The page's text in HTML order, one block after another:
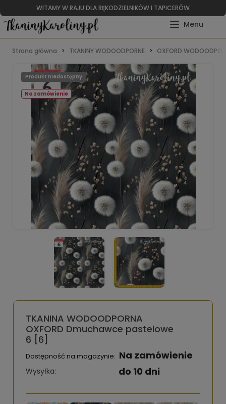
WITAMY W RAJU DLA RĘKODZIELNIKÓW I TAPICERÓW
Strona główna TKANINY WODOODPORNE OXFORD
Na zamówienie
Produkt niedostępny
TKANINA WODOODPORNA
OXFORD Dmuchawce pastelowe
6 [6]
Dostępność na magazynie: Na zamówienie
Wysyłka: do 10 dni